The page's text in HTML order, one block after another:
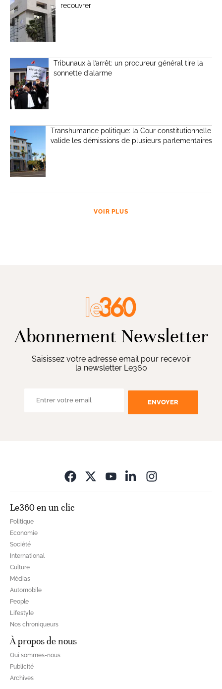
recouvrer
Tribunaux à l’arrêt: un procureur général tire la
sonnette d’alarme
Transhumance politique: la Cour constitutionnelle
valide les démissions de plusieurs parlementaires
VOIR PLUS
Abonnement Newsletter
Saisissez votre adresse email pour recevoir
la newsletter Le360
ENVOYER
Le360 en un clic
Politique
Economie
Société
International
Culture
Médias
Automobile
People
Lifestyle
Nos chroniqueurs
À propos de nous
Qui sommes-nous
Publicité
Archives